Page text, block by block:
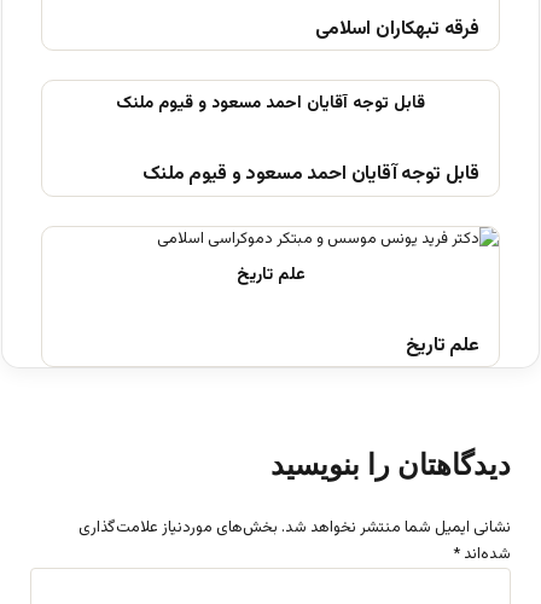
فرقه تبهکاران اسلامی
قابل توجه آقایان احمد مسعود و قیوم ملنک
علم تاریخ
دیدگاهتان را بنویسید
نشانی ایمیل شما منتشر نخواهد شد. بخش‌های موردنیاز علامت‌گذاری
شده‌اند *